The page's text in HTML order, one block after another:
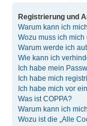
Registrierung und
Warum kann ich
Wozu muss ich
Warum werde ich
Wie kann ich
Ich habe mein
Ich habe mich
Ich habe mich vor
Was ist COPPA?
Warum kann ich
Wozu ist die „Alle